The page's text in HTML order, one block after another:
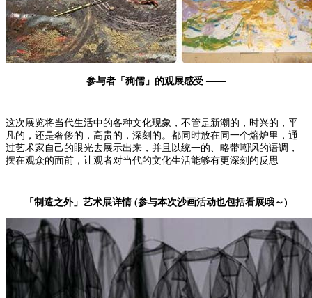
参与者「狗儒」的观展感受 ——
这次展览将当代生活中的各种文化现象，不管是新潮的，时兴的，平
凡的，还是奢侈的，高贵的，深刻的。都同时放在同一个熔炉里，通
过艺术家自己的眼光去展示出来，并且以统一的、略带嘲讽的语调，
摆在观众的面前，让观者对当代的文化生活能够有更深刻的反思
「制造之外」艺术展详情 (参与本次沙画活动也包括看展哦～)